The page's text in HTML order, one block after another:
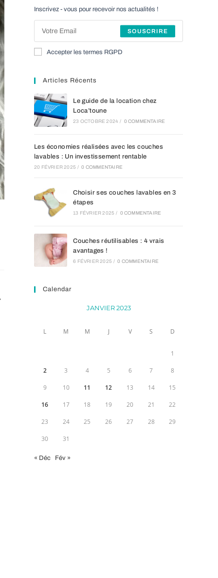
nouvel
onglet
nouvel
onglet
nouvel
onglet
Inscrivez - vous pour recevoir nos actualités !
SOUSCRIRE
Accepter les termes RGPD
Articles Récents
Le guide de la location chez
Loca’toune
23 OCTOBRE 2024 / 0 COMMENTAIRE
Les économies réalisées avec les couches
lavables : Un investissement rentable
20 FÉVRIER 2025 / 0 COMMENTAIRE
Choisir ses couches lavables en 3
étapes
13 FÉVRIER 2025 / 0 COMMENTAIRE
Couches réutilisables : 4 vrais
avantages !
6 FÉVRIER 2025 / 0 COMMENTAIRE
Calendar
JANVIER 2023
L M M J V S D
1
2 3 4 5 6 7 8
9 10 11 12 13 14 15
16 17 18 19 20 21 22
23 24 25 26 27 28 29
30 31
« Déc Fév »